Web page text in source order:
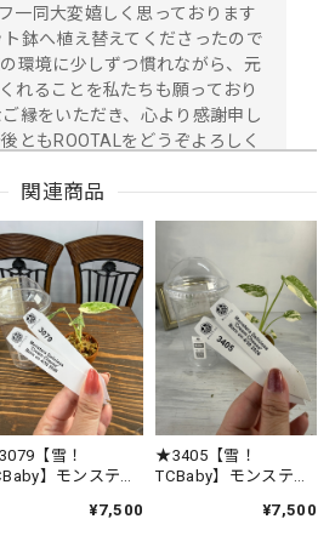
一同大変嬉しく思っております
鉢へ植え替えてくださったので
環境に少しずつ慣れながら、元
れることを私たちも願っており
縁をいただき、心より感謝申し
ともROOTALをどうぞよろしく
★3342【得！TC Baby）モンステラ デリシオーサホワイトモンスターTC Baby苗（2号素焼き鉢）
03
シート&保冷剤の酷暑対策が植物に
と思いました😊植物の品質が良いの
が、梱包の丁寧さに感動しました🥹
無しです🩵
るレビューをいただき、誠にあ
関連商品
【雪！
】モンステ
リームチーズ（2号
¥7,500
★3405【雪！
TCBaby】モンステ
クリームチーズ（2号
¥7,500